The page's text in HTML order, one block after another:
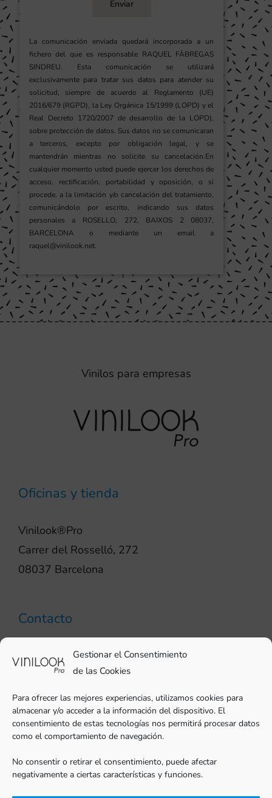
Gestionar el Consentimiento
de las Cookies
Para ofrecer las mejores experiencias, utilizamos cookies para
almacenar y/o acceder a la información del dispositivo. El
consentimiento de estas tecnologías nos permitirá procesar datos
como el comportamiento de navegación.
No consentir o retirar el consentimiento, puede afectar
negativamente a ciertas características y funciones.
Enviar
La comunicación enviada quedará incorporada a un
fichero del que es responsable RAQUEL FÀBREGAS
SINDREU. Esta comunicación se utilizará
exclusivamente para tratar sus datos para atender su
solicitud, siempre de acuerdo al Reglamento (UE)
2016/679 (RGPD), la Ley Orgánica 15/1999 (LOPD) y el
Real Decreto 1720/2007 de desarrollo de la LOPD),
sobre protección de datos. Sus datos no se comunicaran
a terceros, excepto por obligación legal, y se
mantendrán mientras no solicite su cancelación.En
cualquier momento usted puede ejercer los derechos de
acceso, rectificación, portabilidad y oposición, o si
procede, a la limitación y/o cancelación del tratamiento,
comunicándolo por escrito, indicando sus datos
personales a ROSELLO, 272, BAIXOS 2 08037,
BARCELONA o mediante un email a
raquel@vinilook.net.
Vinilos para empresas
Oficinas y tienda
Vinilook®Pro
Carrer del Rosselló, 272
08037 Barcelona
Contacto
pro@vinilook.es
Vinilos decorativos envinilook.net